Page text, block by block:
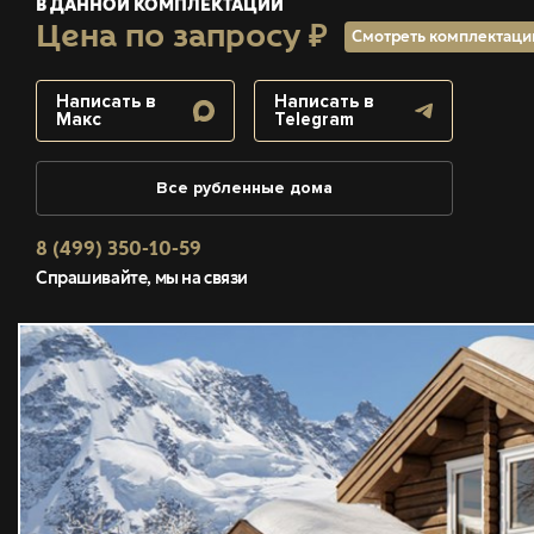
В ДАННОЙ КОМПЛЕКТАЦИИ
Цена по запросу ₽ Смотреть
Написать в
Макс
Написать в
Telegram
Все рубленные дома
8 (499) 350-10-59
Спрашивайте, мы на связи